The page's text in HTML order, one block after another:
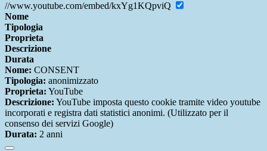
//www.youtube.com/embed/kxYg1KQpviQ
Nome
Tipologia
Proprieta
Descrizione
Durata
Nome: CONSENT
Tipologia: anonimizzato
Proprieta: YouTube
Descrizione: YouTube imposta questo cookie tramite video youtube
incorporati e registra dati statistici anonimi. (Utilizzato per il
consenso dei servizi Google)
Durata: 2 anni